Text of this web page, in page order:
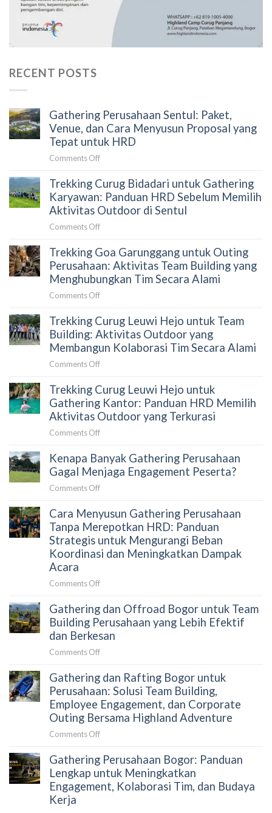
RECENT POSTS
Gathering Perusahaan Sentul: Paket,
Venue, dan Cara Menyusun Proposal yang
Tepat untuk HRD
Comments Offon
Perusahaan
Sentul:
Paket,
Menyusun
Proposal
yang
Tepat
HRD
Trekking Curug Bidadari untuk Gathering
Karyawan: Panduan HRD Sebelum Memilih
Aktivitas Outdoor di Sentul
Comments Offon
Curug
Bidadari
untuk
Gathering
HRD
Sebelum
Memilih
Aktivitas
di
Sentul
Trekking Goa Garunggang untuk Outing
Perusahaan: Aktivitas Team Building yang
Menghubungkan Tim Secara Alami
Comments Offon
Goa
Garunggang
untuk
Team
Building
yang
Menghubungkan
Secara
Alami
Trekking Curug Leuwi Hejo untuk Team
Building: Aktivitas Outdoor yang
Membangun Kolaborasi Tim Secara Alami
Comments Offon
Curug
Leuwi
Hejo
Aktivitas
Outdoor
yang
Kolaborasi
Tim
Secara
Alami
Trekking Curug Leuwi Hejo untuk
Gathering Kantor: Panduan HRD Memilih
Aktivitas Outdoor yang Terkurasi
Comments Offon
Curug
Leuwi
Hejo
Kantor:
Panduan
HRD
Memilih
Outdoor
Terkurasi
Kenapa Banyak Gathering Perusahaan
Gagal Menjaga Engagement Peserta?
Comments Offon
Banyak
Gathering
Perusahaan
Gagal
Menjaga
Peserta?
Cara Menyusun Gathering Perusahaan
Tanpa Merepotkan HRD: Panduan
Strategis untuk Mengurangi Beban
Koordinasi dan Meningkatkan Dampak
Acara
Comments Offon
Menyusun
Gathering
Perusahaan
Panduan
Strategis
untuk
Mengurangi
Beban
dan
Meningkatkan
Dampak
Acara
Gathering dan Offroad Bogor untuk Team
Building Perusahaan yang Lebih Efektif
dan Berkesan
Comments Offon
dan
Offroad
Bogor
untuk
Team
Building
yang
Lebih
Efektif
Gathering dan Rafting Bogor untuk
Perusahaan: Solusi Team Building,
Employee Engagement, dan Corporate
Outing Bersama Highland Adventure
Comments Offon
dan
Rafting
Bogor
untuk
Gathering Perusahaan Bogor: Panduan
Lengkap untuk Meningkatkan
Engagement, Kolaborasi Tim, dan Budaya
Kerja